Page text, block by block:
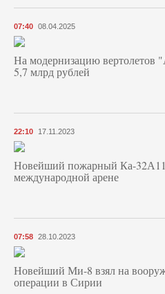
07:40 08.04.2025
На модернизацию вертолетов
5,7 млрд рублей
22:10 17.11.2023
Новейший пожарный Ка-
международной арене
07:58 28.10.2023
Новейший Ми-8 взял на
операции в Сирии